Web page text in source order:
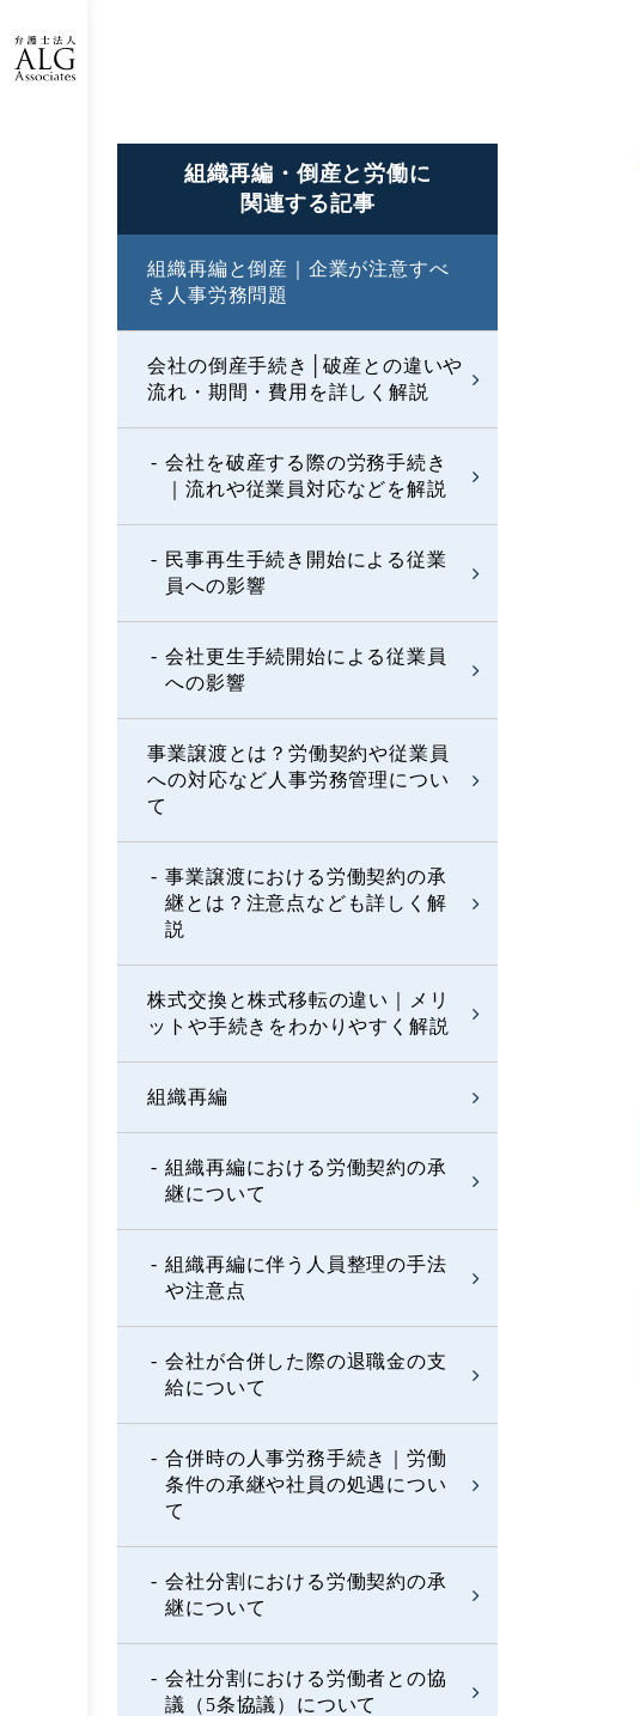
組織再編・倒産と労働に
関連する記事
組織再編と倒産｜企業が注意すべ
き人事労務問題
会社の倒産手続き│破産との違いや
流れ・期間・費用を詳しく解説
会社を破産する際の労務手続き
｜流れや従業員対応などを解説
民事再生手続き開始による従業
員への影響
会社更生手続開始による従業員
への影響
事業譲渡とは？労働契約や従業員
への対応など人事労務管理につい
て
事業譲渡における労働契約の承
継とは？注意点なども詳しく解
説
株式交換と株式移転の違い｜メリ
ットや手続きをわかりやすく解説
組織再編
組織再編における労働契約の承
継について
組織再編に伴う人員整理の手法
や注意点
会社が合併した際の退職金の支
給について
合併時の人事労務手続き｜労働
条件の承継や社員の処遇につい
て
会社分割における労働契約の承
継について
会社分割における労働者との協
議（5条協議）について